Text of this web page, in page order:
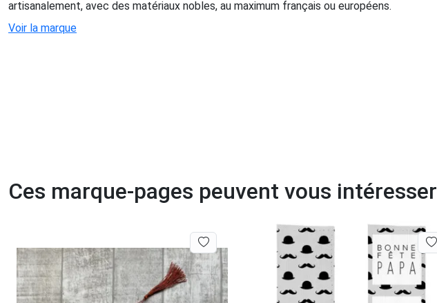
artisanalement, avec des matériaux nobles, au maximum français ou européens.
Voir la marque
Ces marque-pages peuvent vous intéresser